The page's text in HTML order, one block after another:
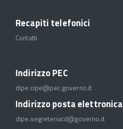
Recapiti telefonici
Contatti
Indirizzo PEC
dipe.cipe@pec.governo.it
Indirizzo posta elettronica
dipe.segreteriacd@governo.it